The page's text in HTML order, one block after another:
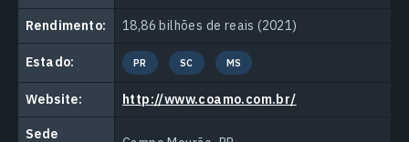
Rendimento: 18,86 bilhões de reais (2021)
Estado: PR SC MS
Website: http://www.coamo.com.br/
Sede